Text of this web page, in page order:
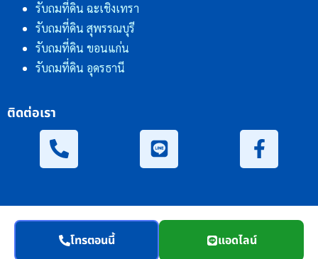
รับถมที่ดิน ฉะเชิงเทรา
รับถมที่ดิน สุพรรณบุรี
รับถมที่ดิน ขอนแก่น
รับถมที่ดิน อุดรธานี
ติดต่อเรา
โทรตอนนี้ แอดไลน์